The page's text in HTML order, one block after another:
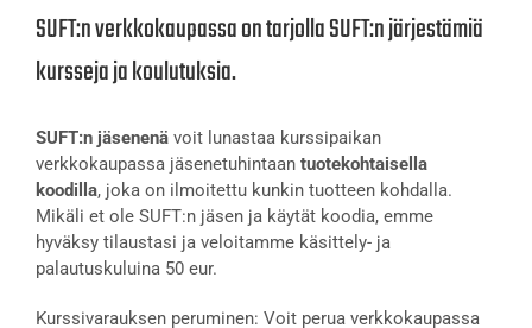
SUFT:n verkkokaupassa on tarjolla SUFT:n järjestämiä
kursseja ja koulutuksia.
SUFT:n jäsenenä voit lunastaa kurssipaikan
verkkokaupassa jäsenetuhintaan tuotekohtaisella
koodilla, joka on ilmoitettu kunkin tuotteen kohdalla.
Mikäli et ole SUFT:n jäsen ja käytät koodia, emme
hyväksy tilaustasi ja veloitamme käsittely- ja
palautuskuluina 50 eur.
Kurssivarauksen peruminen: Voit perua verkkokaupassa